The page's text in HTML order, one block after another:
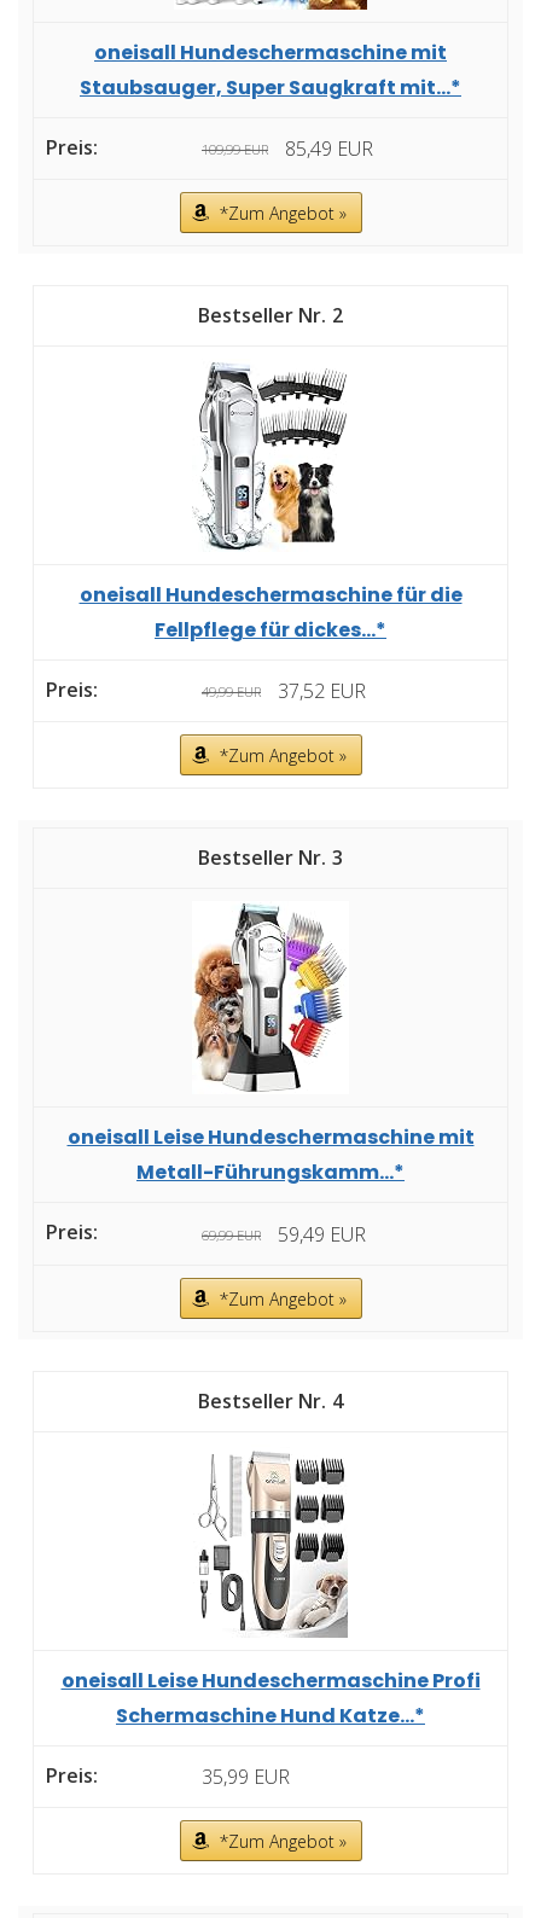
oneisall Hundeschermaschine mit
Staubsauger, Super Saugkraft mit...*
109,99 EUR 85,49 EUR
*Zum Angebot »
2
oneisall Hundeschermaschine für die
Fellpflege für dickes...*
49,99 EUR 37,52 EUR
*Zum Angebot »
3
oneisall Leise Hundeschermaschine mit
Metall-Führungskamm...*
69,99 EUR 59,49 EUR
*Zum Angebot »
4
oneisall Leise Hundeschermaschine Profi
Schermaschine Hund Katze...*
35,99 EUR
*Zum Angebot »